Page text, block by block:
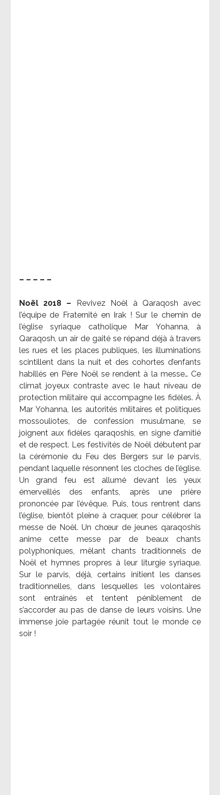
– – – – –
Noël 2018 –
Revivez Noël à Qaraqosh avec
l’équipe de Fraternité en Irak ! Sur le chemin de
l’église syriaque catholique Mar Yohanna, à
Qaraqosh, un air de gaité se répand déjà à travers
les rues et les places publiques, les illuminations
scintillent dans la nuit et des cohortes d’enfants
habillés en Père Noël se rendent à la messe… Ce
climat joyeux contraste avec le haut niveau de
protection militaire qui accompagne les fidèles. À
Mar Yohanna, les autorités militaires et politiques
mossouliotes, de confession musulmane, se
joignent aux fidèles qaraqoshis, en signe d’amitié
et de respect. Les festivités de Noël débutent par
la cérémonie du Feu des Bergers sur le parvis,
pendant laquelle résonnent les cloches de l’église.
Un grand feu est allumé devant les yeux
émerveillés des enfants, après une prière
prononcée par l’évêque. Puis, tous rentrent dans
l’église, bientôt pleine à craquer, pour célébrer la
messe de Noël. Un chœur de jeunes qaraqoshis
anime cette messe par de beaux chants
polyphoniques, mêlant chants traditionnels de
Noël et hymnes propres à leur liturgie syriaque.
Sur le parvis, déjà, certains initient les danses
traditionnelles, dans lesquelles les volontaires
sont entraînés et tentent péniblement de
s’accorder au pas de danse de leurs voisins. Une
immense joie partagée réunit tout le monde ce
soir !